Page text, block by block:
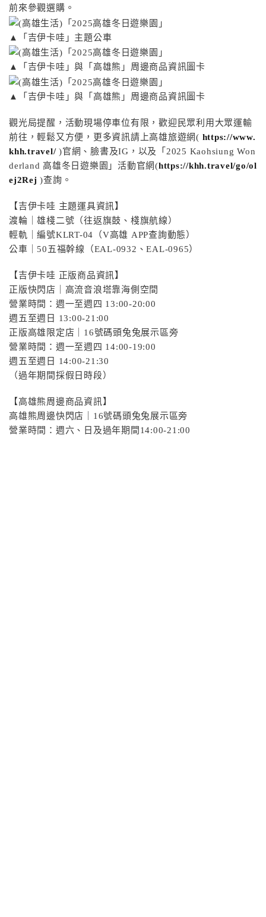
前來參觀選購。
▲「吉伊卡哇」主題公車
▲「吉伊卡哇」與「高雄熊」周邊商品資訊圖卡
▲「吉伊卡哇」與「高雄熊」周邊商品資訊圖卡
觀光局提醒，活動現場停車位有限，歡迎民眾利用大眾運輸
前往，輕鬆又方便，更多資訊請上高雄旅遊網( https://www.
khh.travel/)官網、臉書及IG，以及「2025 Kaohsiung Won
derland 高雄冬日遊樂園」活動官網(https://khh.travel/go/ol
ej2Rej )查詢。
【吉伊卡哇 主題運具資訊】
渡輪｜雄棧二號（往返旗鼓、棧旗航線）
輕軌｜編號KLRT-04（V高雄 APP查詢動態）
公車｜50五福幹線（EAL-0932、EAL-0965）
【吉伊卡哇 正版商品資訊】
正版快閃店｜高流音浪塔靠海側空間
營業時間：週一至週四 13:00-20:00
週五至週日 13:00-21:00
正版高雄限定店｜16號碼頭兔兔展示區旁
營業時間：週一至週四 14:00-19:00
週五至週日 14:00-21:30
（過年期間採假日時段）
【高雄熊周邊商品資訊】
高雄熊周邊快閃店｜16號碼頭兔兔展示區旁
營業時間：週六、日及過年期間14:00-21:00